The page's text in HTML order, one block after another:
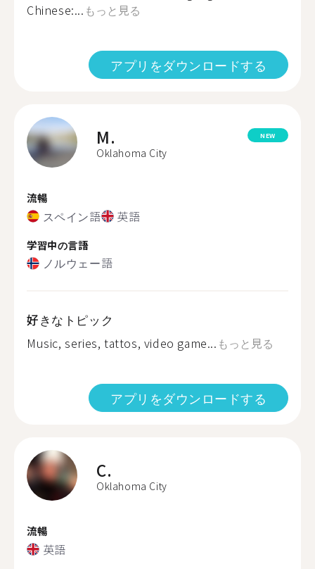
Chinese:... もっと見る
アプリをダウンロードする
M.
Oklahoma City
NEW
流暢
スペイン語 英語
学習中の言語
ノルウェー語
好きなトピック
Music, series, tattos, video game... もっと見る
アプリをダウンロードする
C.
Oklahoma City
流暢
英語